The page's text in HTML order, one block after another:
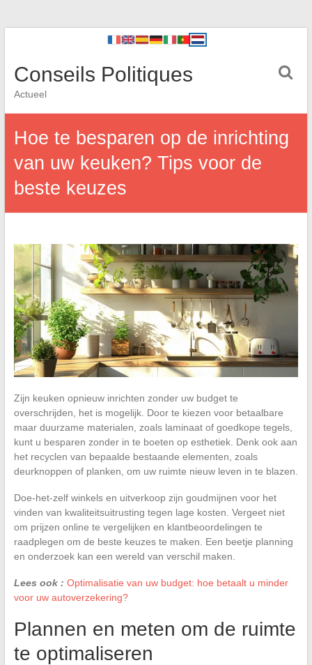
Conseils Politiques
Actueel
Hoe te besparen op de inrichting
van uw keuken? Tips voor de
beste keuzes
Zijn keuken opnieuw inrichten zonder uw budget te
overschrijden, het is mogelijk. Door te kiezen voor betaalbare
maar duurzame materialen, zoals laminaat of goedkope tegels,
kunt u besparen zonder in te boeten op esthetiek. Denk ook aan
het recyclen van bepaalde bestaande elementen, zoals
deurknoppen of planken, om uw ruimte nieuw leven in te blazen.
Doe-het-zelf winkels en uitverkoop zijn goudmijnen voor het
vinden van kwaliteitsuitrusting tegen lage kosten. Vergeet niet
om prijzen online te vergelijken en klantbeoordelingen te
raadplegen om de beste keuzes te maken. Een beetje planning
en onderzoek kan een wereld van verschil maken.
Lees ook : Optimalisatie van uw budget: hoe betaalt u minder
voor uw autoverzekering?
Plannen en meten om de ruimte
te optimaliseren